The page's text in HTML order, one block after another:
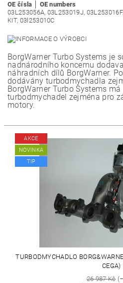
OE čísla │ OE numbers
03L253056A, 03L253019J,
KIT, 03l253010C
BorgWarner Turbo Systems je
nadnárodního koncernu
náhradních dílů BorgWarner.
dodávány turbodmychadla
BorgWarner Turbo Systems
turbodmychadel zejména pro
motory.
AKCE
NOVINKA
TIP
TURBODMYCHADLO
CEGA)
26 987 Kč